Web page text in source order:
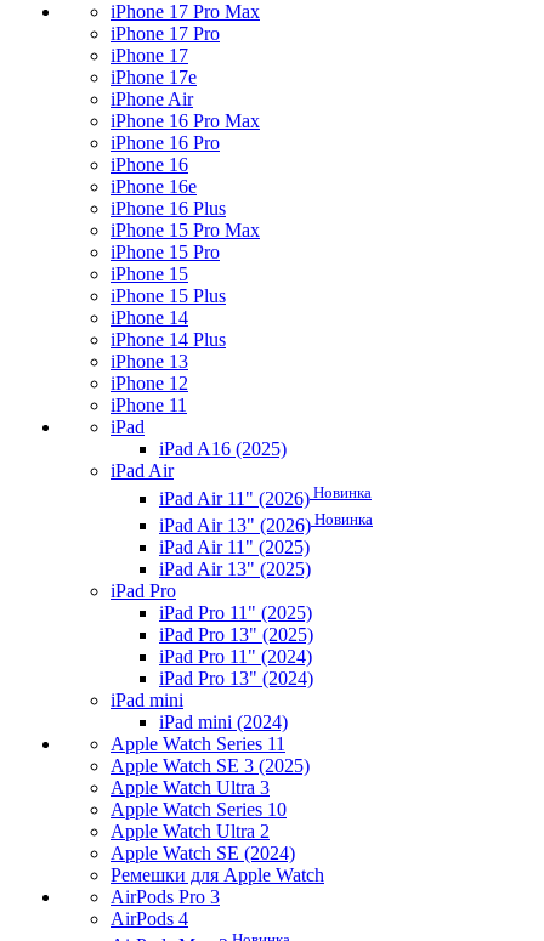
iPhone 17 Pro Max
iPhone 17 Pro
iPhone 17
iPhone 17e
iPhone Air
iPhone 16 Pro Max
iPhone 16 Pro
iPhone 16
iPhone 16e
iPhone 16 Plus
iPhone 15 Pro Max
iPhone 15 Pro
iPhone 15
iPhone 15 Plus
iPhone 14
iPhone 14 Plus
iPhone 13
iPhone 12
iPhone 11
iPad
iPad A16 (2025)
iPad Air
iPad Air 11" (2026) Новинка
iPad Air 13" (2026) Новинка
iPad Air 11" (2025)
iPad Air 13" (2025)
iPad Pro
iPad Pro 11" (2025)
iPad Pro 13" (2025)
iPad Pro 11" (2024)
iPad Pro 13" (2024)
iPad mini
iPad mini (2024)
Apple Watch Series 11
Apple Watch SE 3 (2025)
Apple Watch Ultra 3
Apple Watch Series 10
Apple Watch Ultra 2
Apple Watch SE (2024)
Ремешки для Apple Watch
AirPods Pro 3
AirPods 4